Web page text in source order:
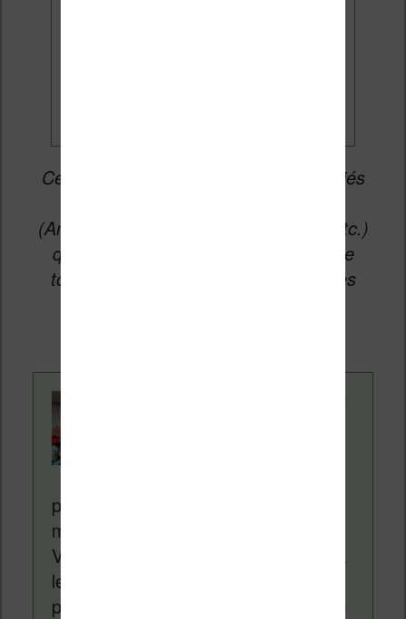
Cet article peut contenir des liens affiliés
(Amazon, Fnac, Cultura, Boulanger, etc.)
qui permettent aux auteurs du site de
toucher une petite commission sur les
Contenu rédigé par
pour vous aider à naviguer dans le
monde des liseuses (Kindle, Kobo,
Vivlio, etc) et faire la promotion de la
lecture (numérique ou non). Vous
pouvez en savoir plus en lisant notre